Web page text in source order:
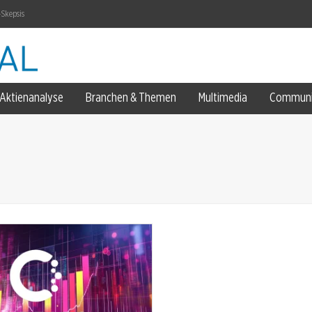
Aktienanalyse Branchen & Themen Multimedia